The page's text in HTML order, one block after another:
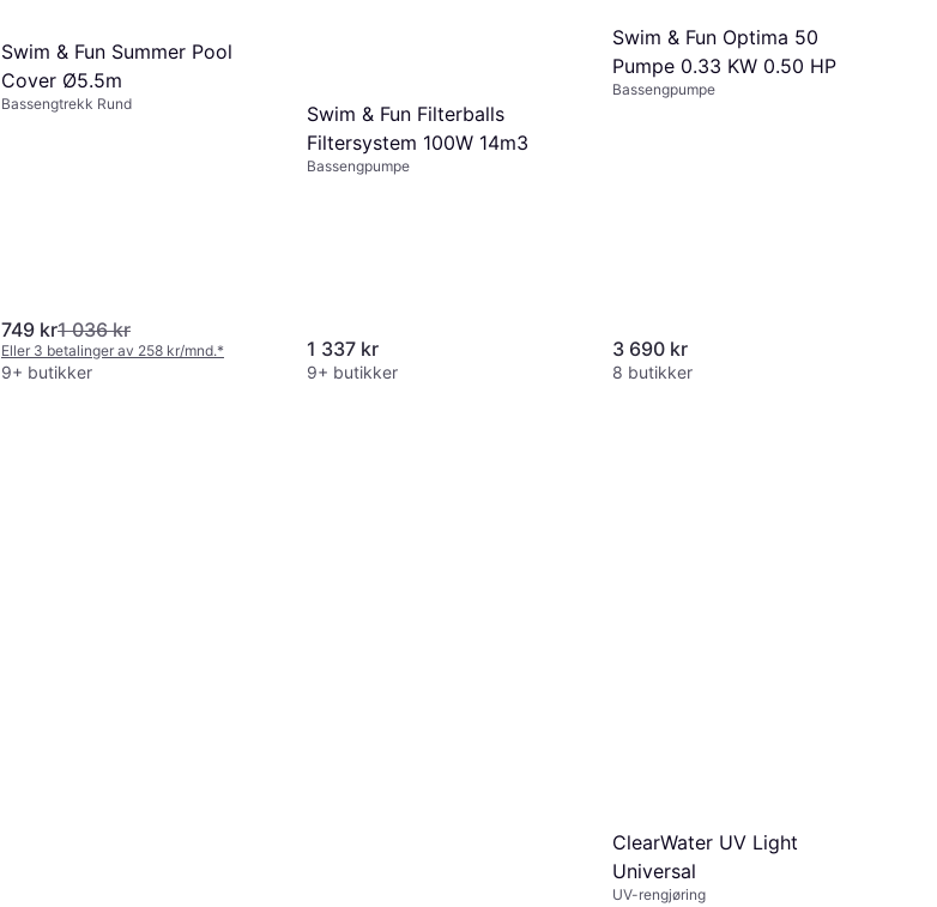
Swim & Fun Summer Pool
Cover Ø5.5m
Bassengtrekk Rund
749 kr1 036 kr
Eller 3 betalinger av 258 kr/mnd.*
9+ butikker
Swim & Fun Filterballs
Filtersystem 100W 14m3
Bassengpumpe
1 337 kr
9+ butikker
Swim & Fun Optima 50
Pumpe 0.33 KW 0.50 HP
Bassengpumpe
3 690 kr
8 butikker
ClearWater UV Light
Universal
UV-rengjøring